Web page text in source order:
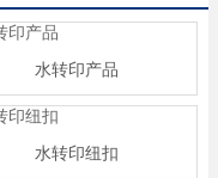
水转印产品
水转印纽扣